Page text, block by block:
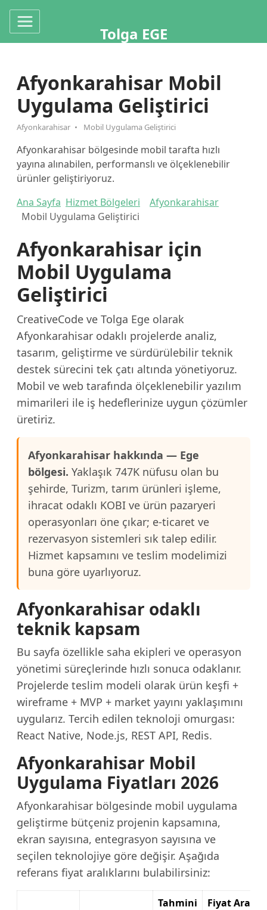
Tolga EGE
Afyonkarahisar Mobil
Uygulama Geliştirici
Afyonkarahisar Mobil Uygulama Geliştirici
Afyonkarahisar bölgesinde mobil tarafta hızlı
yayına alınabilen, performanslı ve ölçeklenebilir
ürünler geliştiriyoruz.
Ana Sayfa Hizmet Bölgeleri
Afyonkarahisar
Mobil Uygulama Geliştirici
Afyonkarahisar için
Mobil Uygulama
Geliştirici
CreativeCode ve Tolga Ege olarak
Afyonkarahisar odaklı projelerde analiz,
tasarım, geliştirme ve sürdürülebilir teknik
destek sürecini tek çatı altında yönetiyoruz.
Mobil ve web tarafında ölçeklenebilir yazılım
mimarileri ile iş hedeflerinize uygun çözümler
üretiriz.
Afyonkarahisar hakkında — Ege
bölgesi. Yaklaşık 747K nüfusu olan bu
şehirde, Turizm, tarım ürünleri işleme,
ihracat odaklı KOBI ve ürün pazaryeri
operasyonları öne çıkar; e-ticaret ve
rezervasyon sistemleri sık talep edilir.
Hizmet kapsamını ve teslim modelimizi
buna göre uyarlıyoruz.
Afyonkarahisar odaklı
teknik kapsam
Bu sayfa özellikle saha ekipleri ve operasyon
yönetimi süreçlerinde hızlı sonuca odaklanır.
Projelerde teslim modeli olarak ürün keşfi +
wireframe + MVP + market yayını yaklaşımını
uygularız. Tercih edilen teknoloji omurgası:
React Native, Node.js, REST API, Redis.
Afyonkarahisar Mobil
Uygulama Fiyatları 2026
Afyonkarahisar bölgesinde mobil uygulama
geliştirme bütçeniz projenin kapsamına,
ekran sayısına, entegrasyon sayısına ve
seçilen teknolojiye göre değişir. Aşağıda
referans fiyat aralıklarını bulabilirsiniz:
Tahmini
Fiyat Aralığı